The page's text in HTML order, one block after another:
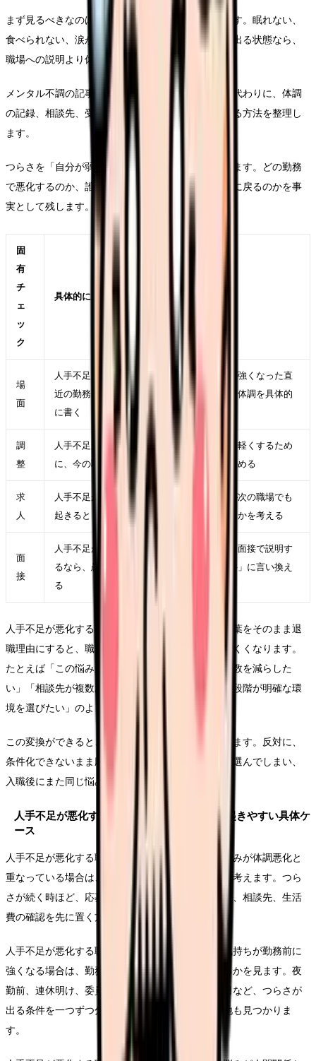
まず見るべきなのは、退職の正しさではなく安全です。眠れない、
食べられない、涙が止まらない、出勤前に吐き気が出る状態なら、
職場への説明より休む段取りを先に置きます。
メンタル不調の記事では、病名を決めつけません。代わりに、体調
の記録、相談先、受診の必要性、仕事から距離を取る方法を整理し
ます。
つらさを「自分が弱い」に変換すると、相談が遅れます。どの勤務
で悪化するのか、誰との関係で緊張するのか、休日に戻るのかを事
実として残します。
固
有
チ
ェ
ッ
ク
具体的に見ること
場
面
人手不足が悪化する職場から逃げるべきかが強くなった直
近の勤務を一つ選び、時間帯、相手、業務、体調を具体的
に書く
調
整
人手不足が悪化する職場から逃げるべきかを軽くするため
に、今の職場で一つだけ変えられる条件を決める
求
人
人手不足が悪化する職場から逃げるべきかが次の職場でも
起きるとしたら、求人票のどの項目に表れるかを考える
面
接
人手不足が悪化する職場から逃げるべきかを面接で説明す
るなら、愚痴ではなく「次に重視したい条件」に言い換え
る
人手不足が悪化する職場から逃げるべきかという言葉をそのまま退
職理由にすると、職場にも次の応募先にも伝わりにくくなります。
たとえば「この悩みがつらい」ではなく、「夜勤回数を減らした
い」「相談先が複数ある職場で働きたい」「教育の段階が明確な環
境を選びたい」のように、条件へ変換します。
この変換ができると、求人を見る時の精度が上がります。反対に、
条件化できないまま応募すると、給与や通勤だけで選んでしまい、
入職後にまた同じ悩みが再燃することがあります。
人手不足が悪化する職場から逃げるべきかで起きやすい具体ケ
ース
人手不足が悪化する職場から逃げるべきかという悩みが体調悪化と
重なっている場合は、転職活動の前に休む段取りを考えます。つら
さが続く時ほど、応募書類や面接より、受診、休養、相談先、生活
費の確認を先に置く方が安全です。
人手不足が悪化する職場から逃げるべきかという気持ちが勤務前に
強くなる場合は、勤務表のどこで負担が増えているかを見ます。夜
勤前、連休明け、委員会の日、苦手な相手と組む日など、つらさが
出る条件を一つずつ分けると、退職以外の調整余地も見つかりま
す。